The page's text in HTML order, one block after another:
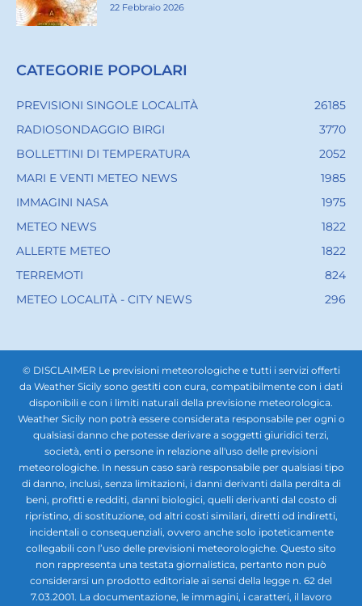
22 Febbraio 2026
CATEGORIE POPOLARI
PREVISIONI SINGOLE LOCALITÀ
26185
RADIOSONDAGGIO BIRGI
3770
BOLLETTINI DI TEMPERATURA
2052
MARI E VENTI METEO NEWS
1985
IMMAGINI NASA
1975
METEO NEWS
1822
ALLERTE METEO
1822
TERREMOTI
824
METEO LOCALITÀ - CITY NEWS
296
© DISCLAIMER Le previsioni meteorologiche e tutti i servizi offerti
da Weather Sicily sono gestiti con cura, compatibilmente con i dati
disponibili e con i limiti naturali della previsione meteorologica.
Weather Sicily non potrà essere considerata responsabile per ogni o
qualsiasi danno che potesse derivare a soggetti giuridici terzi,
società, enti o persone in relazione all'uso delle previsioni
meteorologiche. In nessun caso sarà responsabile per qualsiasi tipo
di danno, inclusi, senza limitazioni, i danni derivanti dalla perdita di
beni, profitti e redditi, danni biologici, quelli derivanti dal costo di
ripristino, di sostituzione, od altri costi similari, diretti od indiretti,
incidentali o consequenziali, ovvero anche solo ipoteticamente
collegabili con l’uso delle previsioni meteorologiche. Questo sito
non rappresenta una testata giornalistica, pertanto non può
considerarsi un prodotto editoriale ai sensi della legge n. 62 del
7.03.2001. La documentazione, le immagini, i caratteri, il lavoro